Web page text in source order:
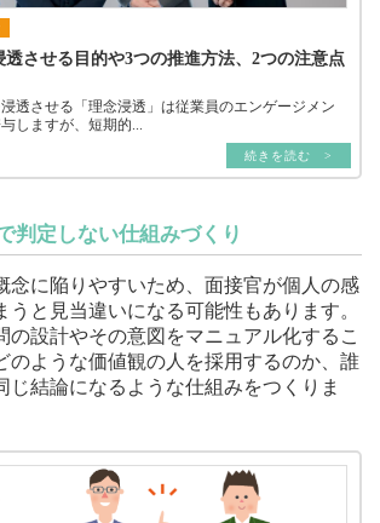
させる目的や3つの推進方法、2つの注意点
透させる「理念浸透」は従業員のエンゲージメン
しますが、短期的...
続きを読む >
判定しない仕組みづくり
念に陥りやすいため、面接官が個人の感
うと見当違いになる可能性もあります。
の設計やその意図をマニュアル化するこ
のような価値観の人を採用するのか、誰
じ結論になるような仕組みをつくりま